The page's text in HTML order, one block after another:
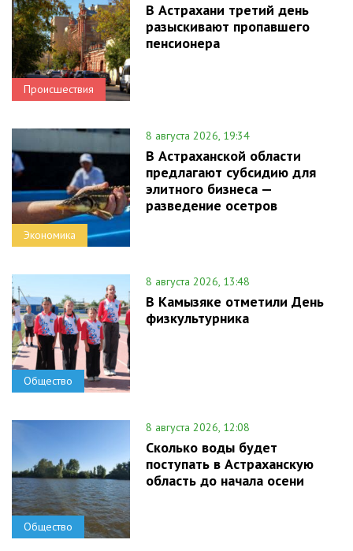
Происшествия
В Астрахани третий день
разыскивают пропавшего
пенсионера
Экономика
8 августа 2026, 19:34
В Астраханской области
предлагают субсидию для
элитного бизнеса —
разведение осетров
Общество
8 августа 2026, 13:48
В Камызяке отметили День
физкультурника
Общество
8 августа 2026, 12:08
Сколько воды будет
поступать в Астраханскую
область до начала осени